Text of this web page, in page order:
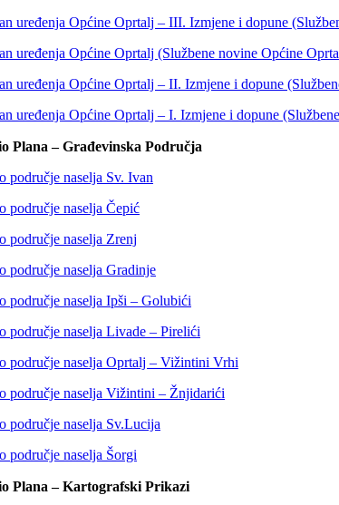
uređenja Općine Oprtalj – III. Izmjene i dopune
uređenja Općine Oprtalj (Službene novine Općine
uređenja Općine Oprtalj – II. Izmjene i dopune
uređenja Općine Oprtalj – I. Izmjene i dopune
Plana – Građevinska Područja
područje naselja Sv. Ivan
područje naselja Čepić
područje naselja Zrenj
područje naselja Gradinje
područje naselja Ipši – Golubići
područje naselja Livade – Pirelići
područje naselja Oprtalj – Vižintini Vrhi
područje naselja Vižintini – Žnjidarići
područje naselja Sv.Lucija
područje naselja Šorgi
Plana – Kartografski Prikazi